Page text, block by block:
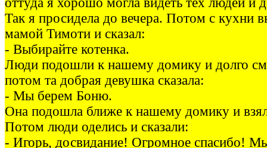
Так я просидела до вечера. Потом с кухни
мамой Тимоти и сказал:
- Выбирайте котенка.
Люди подошли к нашему домику и долго
потом та добрая девушка сказала:
- Мы берем Боню.
Она подошла ближе к нашему домику и
Потом люди оделись и сказали:
- Игорь, досвидание! Огромное спасибо!